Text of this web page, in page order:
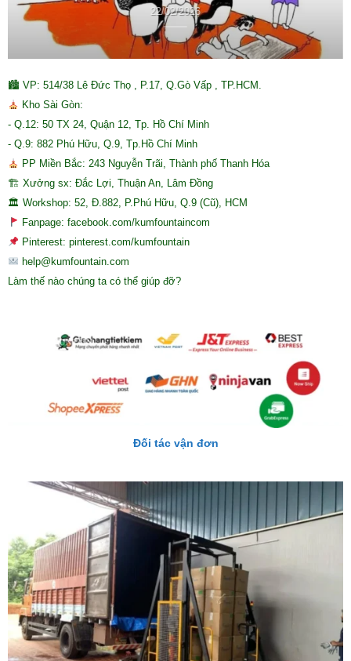
22/02/2026
🏙 VP: 514/38 Lê Đức Thọ , P.17, Q.Gò Vấp , TP.HCM.
Kho Sài Gòn:
- Q.12: 50 TX 24, Quận 12, Tp. Hồ Chí Minh
- Q.9: 882 Phú Hữu, Q.9, Tp.Hồ Chí Minh
PP Miền Bắc: 243 Nguyễn Trãi, Thành phố Thanh Hóa
🏗 Xưởng sx: Đắc Lợi, Thuận An, Lâm Đồng
🏛 Workshop: 52, Đ.882, P.Phú Hữu, Q.9 (Cũ), HCM
Fanpage: facebook.com/kumfountaincom
Pinterest: pinterest.com/kumfountain
help@kumfountain.com
Làm thế nào chúng ta có thể giúp đỡ?
Đối tác vận đơn